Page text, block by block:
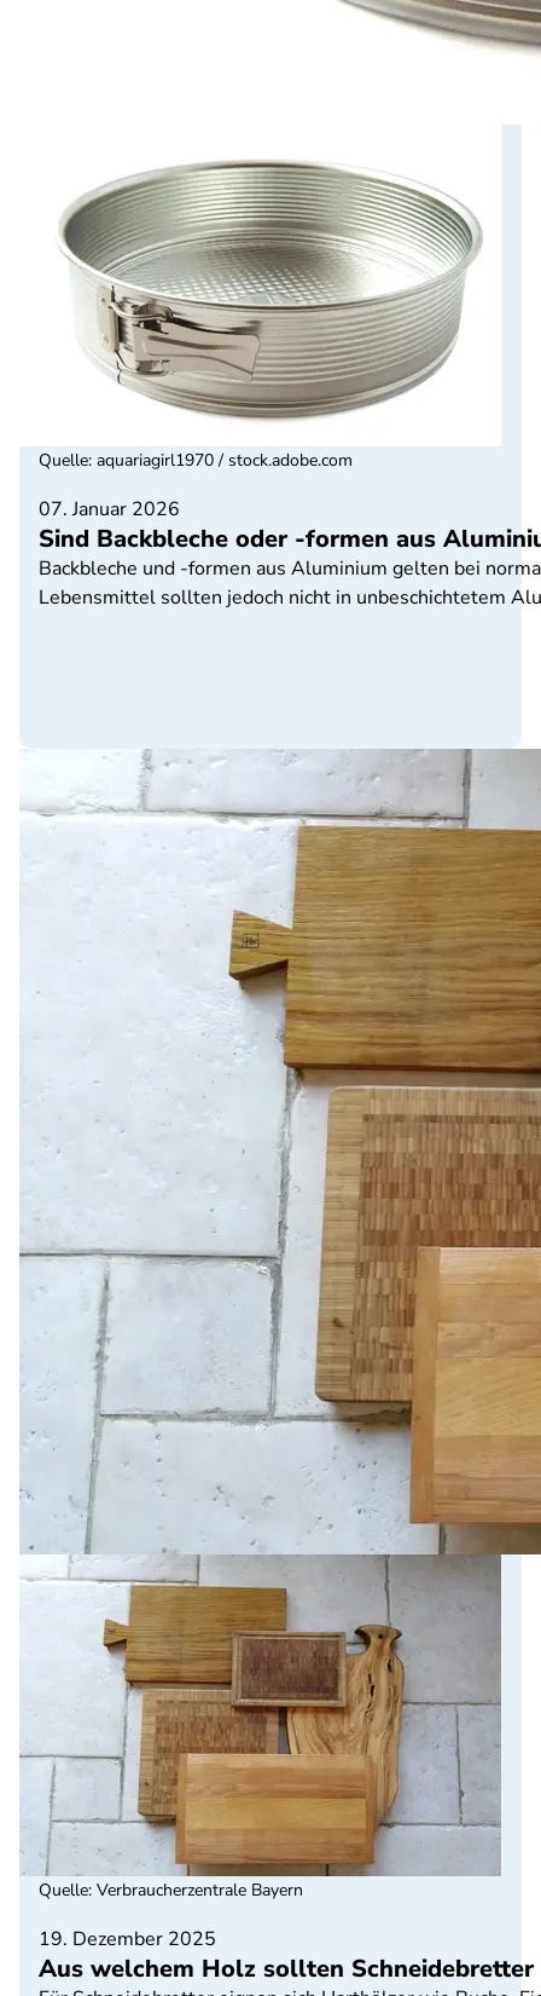
07. Januar 2026
Sind Backbleche oder -formen aus
Backbleche und -formen aus Aluminium gelten bei
Lebensmittel sollten jedoch nicht in unbeschichtetem
Quelle: aquariagirl1970 / stock.adobe.com
19. Dezember 2025
Aus welchem Holz sollten Schneidebretter
Quelle: Verbraucherzentrale Bayern